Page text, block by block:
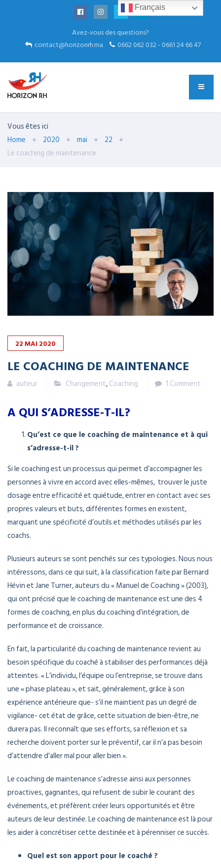
Avez-vous des questions?
contact@horizonrh.ma
0662 062 032 - 0661 24 66 47
Vous êtes ici
Home
2020 mai
22
Le coaching de maintenance
22MAI2020
LE COACHING DE MAINTENANCE
auteur Changement,Coaching 1 Comment
A QUI S’ADRESSE-T-IL?
Qu’est ce que le coaching de maintenance et à qui
s’adresse-t-il ?
Si le coaching est un processus qui permet d’accompagner les
personnes à vivre en accord avec elles-mêmes, trouver le juste
dosage entre efficacité et quiétude, entrer en contact avec ses
propres valeurs et buts, différentes formes en existent,
marquant une spécificité d’outils et méthodes utilisés par les
coachs.
Plusieurs auteurs se sont penchés sur ces typologies. Nous nous
intéressons, dans ce qui suit, à la classification faite par Bernard
Hévin et Jane Turner, auteurs du « Manuel de Coaching » (2003),
qui ont précisé que le coaching de maintenance est une des 4
formes de coaching, en plus du coaching d’intégration, de
performance et de croissance.
En fait, la particularité du coaching de maintenance revient au
besoin spécifique du coaché à stabiliser des performances déjà
atteintes. « L’individu, l’équipe ou l’entreprise, se trouve dans
une « phase plateau », et sait, généralement, grâce à son
expérience antérieure que- s’il ne maintient pas un degré de
vigilance- cet état de grâce, cette situation de bien-être, ne
durera pas. Il reconnaît que ses efforts, sa réflexion et sa
recherche doivent porter sur le préventif, car il n’a pas besoin
d’attendre d’aller mal pour aller bien ».
Le coaching de maintenance s’adresse ainsi aux personnes
proactives, gagnantes, qui refusent de subir le courant des
événements, et préfèrent créer leurs opportunités et être
auteurs de leur destinée. Le coaching de maintenance est là pour
les aider à concrétiser cette destinée et à pérenniser ce succès.
Quel est son apport pour le coaché ?
Français